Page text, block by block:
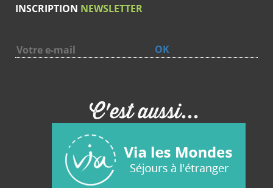
INSCRIPTION NEWSLETTER
OK
C'est aussi...